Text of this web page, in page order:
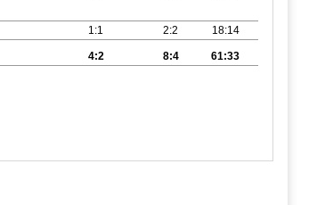
1:1 2:2 18:14
4:2 8:4 61:33